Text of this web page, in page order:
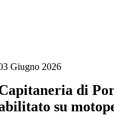
Giugno 2026
di
su